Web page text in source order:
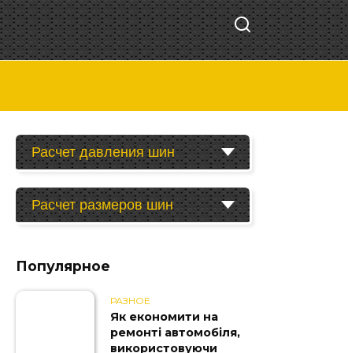
Расчет давления шин
Расчет размеров шин
Популярное
РАЗНОЕ
Як економити на
ремонті автомобіля,
використовуючи